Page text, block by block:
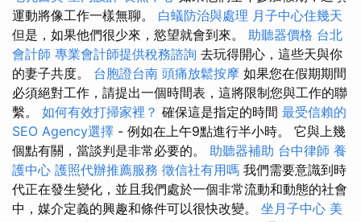
運動將像工作一樣無聊。 白蟻防治與處理 月子中心住幾天
但是，如果他們很少來，慾望就會到來。 助聽器價格 台北
會計師 專業會計師提供稅務諮詢 去玩得開心，這些天與你
的妻子共度。 台胞證台南 頭痛放鬆按摩 如果您在假期期間
必須絕對工作，請提出一個時間表，這將限制您與工作的聯
繫。 如何有效打掃家裡？ 確保這是指定的時間 最受信賴的
SEO Agency選擇 - 例如在上午9點進行半小時。 它與上幾
個點有關，當談判是非常必要的。 助聽器補助 台中律師 養
護中心 護照代辦推薦服務 徵信社有用嗎 我們需要意識到時
代正在發生變化，並且我們處於一個非常流動和動態的社會
中，媒介定義的興趣和條件可以很快改變。 坐月子中心 美